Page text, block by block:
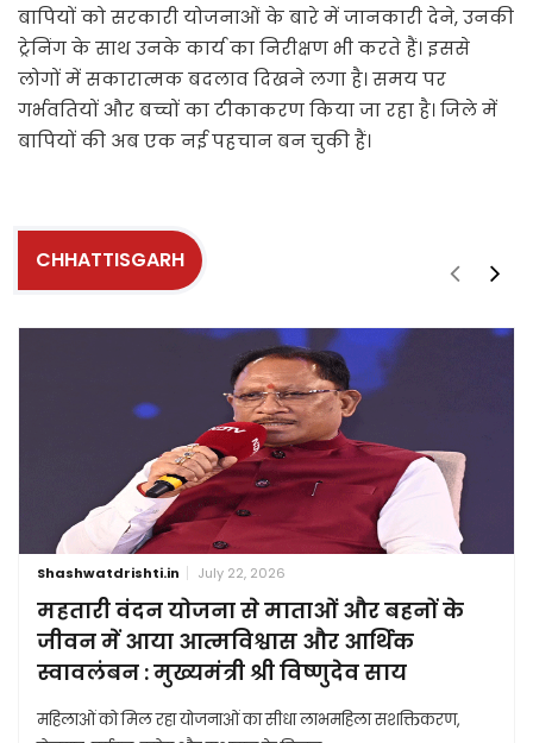
बापियों को सरकारी योजनाओं के बारे में जानकारी देने, उनकी
ट्रेनिंग के साथ उनके कार्य का निरीक्षण भी करते हैं। इससे
लोगों में सकारात्मक बदलाव दिखने लगा है। समय पर
गर्भवतियों और बच्चों का टीकाकरण किया जा रहा है। जिले में
बापियों की अब एक नई पहचान बन चुकी हैं।
CHHATTISGARH
Shashwatdrishti.in July 22, 2026
महतारी वंदन योजना से माताओं और बहनों के
जीवन में आया आत्मविश्वास और आर्थिक
स्वावलंबन : मुख्यमंत्री श्री विष्णुदेव साय
महिलाओं को मिल रहा योजनाओं का सीधा लाभमहिला सशक्तिकरण,